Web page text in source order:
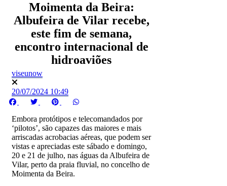
Moimenta da Beira:
Albufeira de Vilar recebe,
este fim de semana,
encontro internacional de
hidroaviões
viseunow
20/07/2024 10:49
Embora protótipos e telecomandados por
‘pilotos’, são capazes das maiores e mais
arriscadas acrobacias aéreas, que podem ser
vistas e apreciadas este sábado e domingo,
20 e 21 de julho, nas águas da Albufeira de
Vilar, perto da praia fluvial, no concelho de
Moimenta da Beira.